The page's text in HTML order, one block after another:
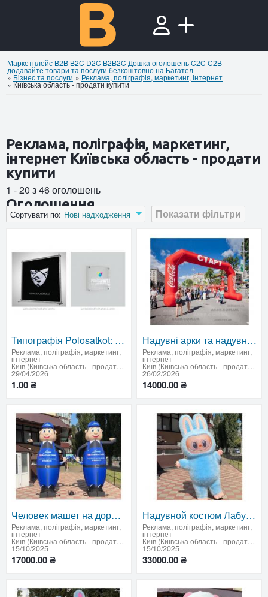
Маркетплейс B2B B2C D2C B2B2C Дошка оголошень C2C C2B –
додавайте товари та послуги безкоштовно на Багател
»Бiзнес та послуги »Реклама, поліграфія, маркетинг, інтернет
» Київська область - продати купити
Реклама, поліграфія, маркетинг,
інтернет Київська область - продати
купити
1 - 20 з 46 оголошень
Показати фільтри
Сортувати по: Нові надходження
Оголошення
Типографія Polosatkot: надійний партнер для корпоративної поліграфії
Реклама, поліграфія, маркетинг,
інтернет-
Київ (Київська область - продати купити)
29/04/2026
1.00 ₴
Надувні арки та надувні намети. Надувна рекламна.
Реклама, поліграфія, маркетинг,
інтернет-
Київ (Київська область - продати купити)
26/02/2026
14000.00 ₴
Человек машет на дороге, реклама в месте продаж 340 см
Реклама, поліграфія, маркетинг,
інтернет-
Київ (Київська область - продати купити)
15/10/2025
17000.00 ₴
Надувной костюм Лабуба с вентилятором для продвижения бизнеса
Реклама, поліграфія, маркетинг,
інтернет-
Київ (Київська область - продати купити)
15/10/2025
33000.00 ₴